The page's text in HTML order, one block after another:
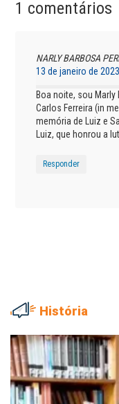
1 comentários
NARLY BARBOSA
13 de janeiro de
Boa noite, sou
Carlos Ferreira (in
memória de Luiz e
Luiz, que honrou a
Responder
História